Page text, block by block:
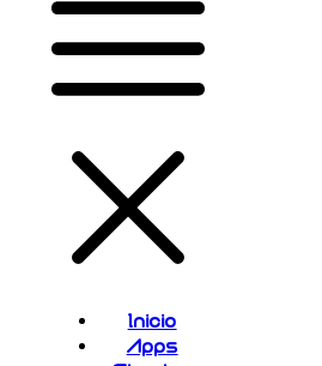
Inicio
Apps